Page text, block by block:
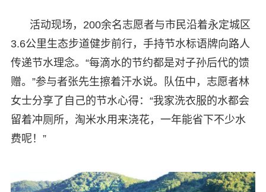
活动现场，200余名志愿者与市民沿着永定城区
3.6公里生态步道健步前行，手持节水标语牌向路人
传递节水理念。“每滴水的节约都是对子孙后代的馈
赠。”参与者张先生擦着汗水说。队伍中，志愿者林
女士分享了自己的节水心得：“我家洗衣服的水都会
留着冲厕所，淘米水用来浇花，一年能省下不少水
费呢！”